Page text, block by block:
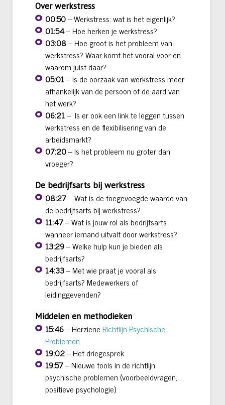
Over werkstress
00:50– Werkstress: wat is het eigenlijk?
01:54– Hoe herken je werkstress?
03:08– Hoe groot is het probleem van
werkstress? Waar komt het vooral voor en
waarom juist daar?
05:01– Is de oorzaak van werkstress meer
afhankelijk van de persoon of de aard van
het werk?
06:21– Is er ook een link te leggen tussen
werkstress en de flexibilisering van de
arbeidsmarkt?
07:20– Is het probleem nu groter dan
vroeger?
De bedrijfsarts bij werkstress
08:27– Wat is de toegevoegde waarde van
de bedrijfsarts bij werkstress?
11:47– Wat is jouw rol als bedrijfsarts
wanneer iemand uitvalt door werkstress?
13:29– Welke hulp kun je bieden als
bedrijfsarts?
14:33– Met wie praat je vooral als
bedrijfsarts? Medewerkers of
leidinggevenden?
Middelen en methodieken
15:46– HerzieneRichtlijn Psychische
Problemen
19:02– Het driegesprek
19:57– Nieuwe tools in de richtlijn
psychische problemen (voorbeeldvragen,
positieve psychologie)